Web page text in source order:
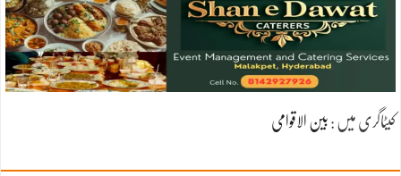
کیٹاگری میں : بین الاقوامی